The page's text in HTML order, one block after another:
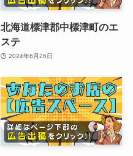
北海道標津郡中標津町のエ
ステ
2024年6月26日